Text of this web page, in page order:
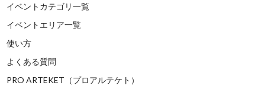
イベントカテゴリ一覧
イベントエリア一覧
使い方
よくある質問
PRO ARTEKET（プロアルテケト）